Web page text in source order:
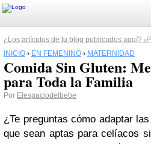
¿Los artículos de tu blog publicados aquí?
INICIO › EN FEMENINO › MATERNIDAD
Comida Sin Gluten:
para Toda la Familia
Por Elespaciodelbebe
¿Te preguntas cómo adaptar
que sean aptas para celíacos